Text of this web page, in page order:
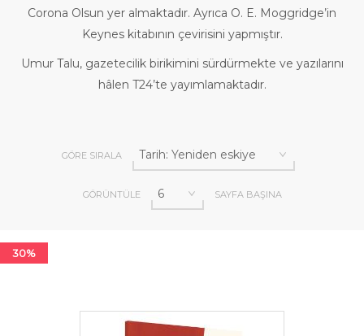
Corona Olsun yer almaktadır. Ayrıca O. E. Moggridge’in
Keynes kitabının çevirisini yapmıştır.
Umur Talu, gazetecilik birikimini sürdürmekte ve yazılarını
hâlen T24’te yayımlamaktadır.
GÖRE SIRALA
GÖRÜNTÜLE SAYFA BAŞINA
30%